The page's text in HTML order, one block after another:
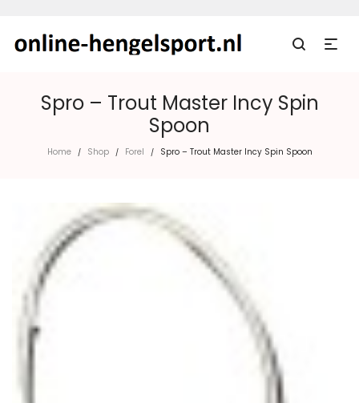
Spro – Trout Master Incy Spin
Spoon
Home / Shop / Forel / Spro – Trout Master Incy Spin Spoon